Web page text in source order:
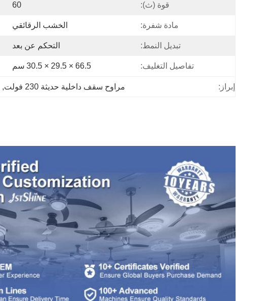
قوة (ث): 60
مادة شفرة: الخشب الرقائقي
تبديل النمط: التحكم عن بعد
تفاصيل التغليف: 66.5 × 29.5 × 30.5 سم
إبراز: مراوح سقف داخلية حديثة 230 فولت ,